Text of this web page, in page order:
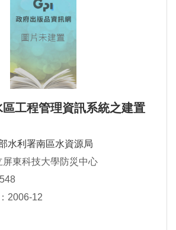
工程管理資訊系統之建置
水利署南區水資源局
屏東科技大學防災中心
2006-12